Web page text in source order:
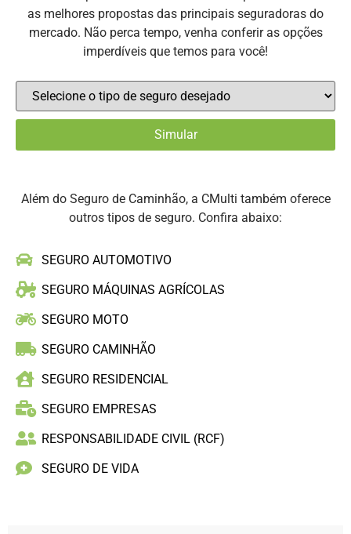
as melhores propostas das principais seguradoras do
mercado. Não perca tempo, venha conferir as opções
imperdíveis que temos para você!
Além do Seguro de Caminhão, a CMulti também oferece
outros tipos de seguro. Confira abaixo:
SEGURO AUTOMOTIVO
SEGURO MÁQUINAS AGRÍCOLAS
SEGURO MOTO
SEGURO CAMINHÃO
SEGURO RESIDENCIAL
SEGURO EMPRESAS
RESPONSABILIDADE CIVIL (RCF)
SEGURO DE VIDA